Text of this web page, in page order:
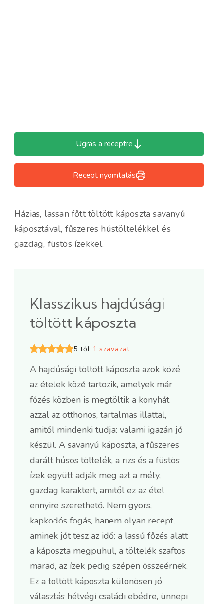
Ugrás a receptre
Recept nyomtatás
Házias, lassan főtt töltött káposzta savanyú
káposztával, fűszeres hústöltelékkel és
gazdag, füstös ízekkel.
Klasszikus hajdúsági
töltött káposzta
5 től 1 szavazat
A hajdúsági töltött káposzta azok közé
az ételek közé tartozik, amelyek már
főzés közben is megtöltik a konyhát
azzal az otthonos, tartalmas illattal,
amitől mindenki tudja: valami igazán jó
készül. A savanyú káposzta, a fűszeres
darált húsos töltelék, a rizs és a füstös
ízek együtt adják meg azt a mély,
gazdag karaktert, amitől ez az étel
ennyire szerethető. Nem gyors,
kapkodós fogás, hanem olyan recept,
aminek jót tesz az idő: a lassú főzés alatt
a káposzta megpuhul, a töltelék szaftos
marad, az ízek pedig szépen összeérnek.
Ez a töltött káposzta különösen jó
választás hétvégi családi ebédre, ünnepi